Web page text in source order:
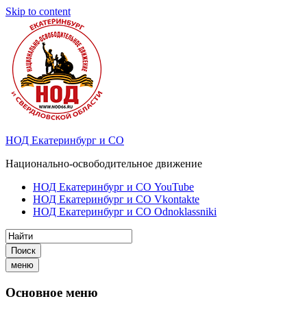
Skip to content
НОД Екатеринбург и СО
Национально-освободительное движение
НОД Екатеринбург и СО YouTube
НОД Екатеринбург и СО Vkontakte
НОД Екатеринбург и СО Odnoklassniki
Поиск
меню
Основное меню